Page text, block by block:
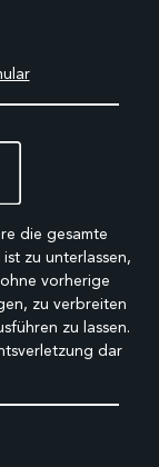
die gesamte
zu unterlassen,
vorherige
zu verbreiten
zu lassen.
dar